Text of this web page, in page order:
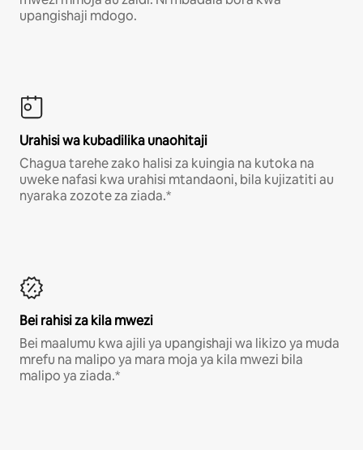
upangishaji mdogo.
Urahisi wa kubadilika unaohitaji
Chagua tarehe zako halisi za kuingia na kutoka na
uweke nafasi kwa urahisi mtandaoni, bila kujizatiti au
nyaraka zozote za ziada.*
Bei rahisi za kila mwezi
Bei maalumu kwa ajili ya upangishaji wa likizo ya muda
mrefu na malipo ya mara moja ya kila mwezi bila
malipo ya ziada.*